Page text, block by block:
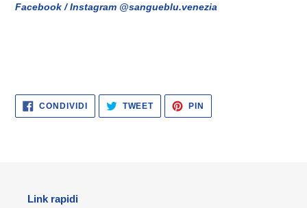
Facebook / Instagram @sangueblu.venezia
CONDIVIDICONDIVIDI
SU
FACEBOOK
TWEETTWITTA
TWITTER
PIN
PINTEREST
Link rapidi